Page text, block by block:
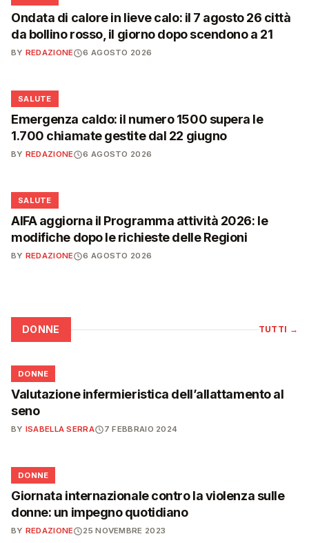
Ondata di calore in lieve calo: il 7 agosto 26 città
da bollino rosso, il giorno dopo scendono a 21
BY REDAZIONE 6 AGOSTO 2026
❤️
SALUTE
Emergenza caldo: il numero 1500 supera le
1.700 chiamate gestite dal 22 giugno
BY REDAZIONE 6 AGOSTO 2026
❤️
SALUTE
AIFA aggiorna il Programma attività 2026: le
modifiche dopo le richieste delle Regioni
BY REDAZIONE 6 AGOSTO 2026
DONNE TUTTI →
🌸
DONNE
Valutazione infermieristica dell’allattamento al
seno
BY ISABELLA SERRA 7 FEBBRAIO 2024
🌸
DONNE
Giornata internazionale contro la violenza sulle
donne: un impegno quotidiano
BY REDAZIONE 25 NOVEMBRE 2023